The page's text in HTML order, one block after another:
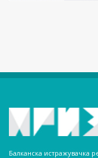
Балканска истражувачка